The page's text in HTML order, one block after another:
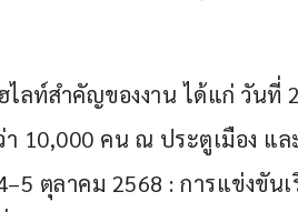
ไลท์สำคัญของงาน ได้แก่ วันที่
า 10,000 คน ณ ประตูเมือง
ตุลาคม 2568 : การแข่งขัน